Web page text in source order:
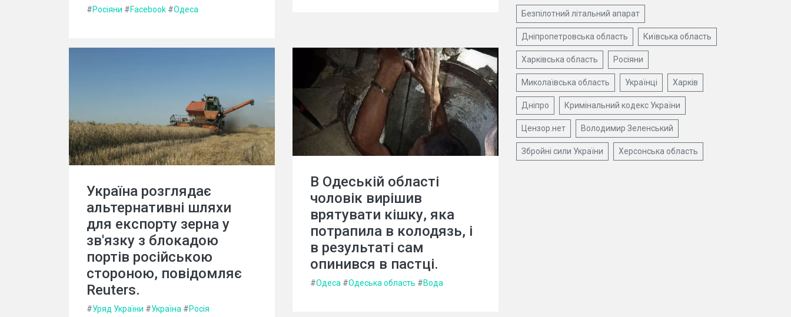
#Росіяни #Facebook #Одеса
Україна розглядає
альтернативні шляхи
для експорту зерна у
зв'язку з блокадою
портів російською
стороною, повідомляє
Reuters.
#Уряд України #Україна #Росія
В Одеській області
чоловік вирішив
врятувати кішку, яка
потрапила в колодязь, і
в результаті сам
опинився в пастці.
#Одеса #Одеська область #Вода
Безпілотний літальний апарат
Дніпропетровська область Київська область
Харківська область Росіяни
Миколаївська область Українці Харків
Дніпро Кримінальний кодекс України
Цензор.нет Володимир Зеленський
Збройні сили України Херсонська область